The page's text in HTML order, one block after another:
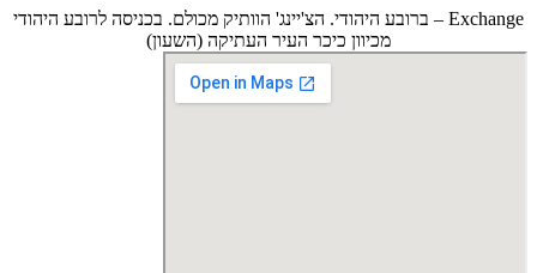
Exchange – ברובע היהודי. הצ'יינג' הוותיק מכולם. בכניסה לרובע היהודי
מכיוון כיכר העיר העתיקה (השעון)